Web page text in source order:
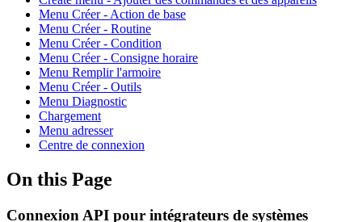
Menu Créer - Action de base
Menu Créer - Routine
Menu Créer - Condition
Menu Créer - Consigne horaire
Menu Remplir l'armoire
Menu Créer - Outils
Menu Diagnostic
Chargement
Menu adresser
Centre de connexion
On this Page
Connexion API pour intégrateurs de systèmes